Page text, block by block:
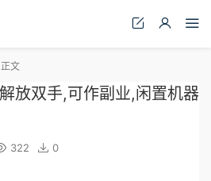
正文
放双手,可作副业,闲置机器
322 0